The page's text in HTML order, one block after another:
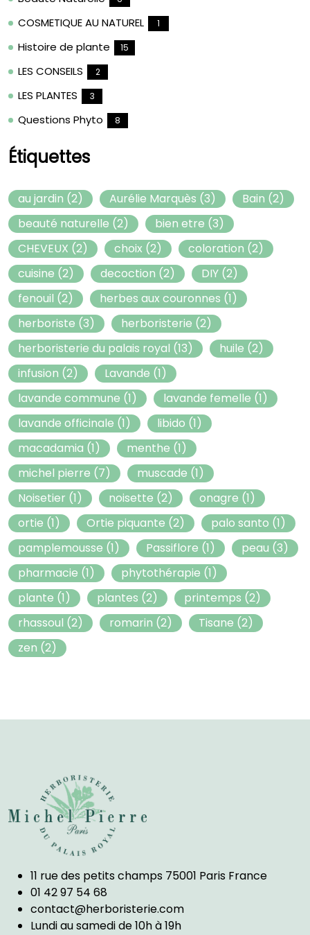
COSMETIQUE AU NATUREL 1
Histoire de plante 15
LES CONSEILS 2
LES PLANTES 3
Questions Phyto 8
Étiquettes
au jardin (2) Aurélie Marquès (3) Bain (2)
beauté naturelle (2) bien etre (3)
CHEVEUX (2) choix (2) coloration (2)
cuisine (2) decoction (2) DIY (2)
fenouil (2) herbes aux couronnes (1)
herboriste (3) herboristerie (2)
herboristerie du palais royal (13) huile (2)
infusion (2) Lavande (1)
lavande commune (1) lavande femelle (1)
lavande officinale (1) libido (1)
macadamia (1) menthe (1)
michel pierre (7) muscade (1)
Noisetier (1) noisette (2) onagre (1)
ortie (1) Ortie piquante (2) palo santo (1)
pamplemousse (1) Passiflore (1) peau (3)
pharmacie (1) phytothérapie (1)
plante (1) plantes (2) printemps (2)
rhassoul (2) romarin (2) Tisane (2)
zen (2)
11 rue des petits champs 75001 Paris France
01 42 97 54 68
contact@herboristerie.com
Lundi au samedi de 10h à 19h